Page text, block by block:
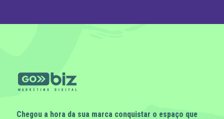
Chegou a hora da sua marca conquistar o espaço que